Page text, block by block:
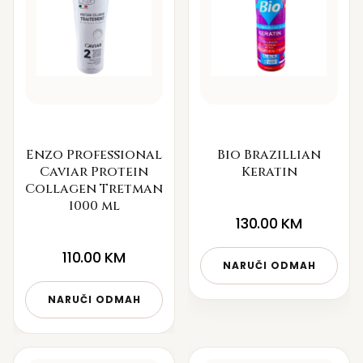
Enzo Professional
Caviar Protein
Collagen Tretman
1000 ml
110.00 KM
NARUČI ODMAH
Bio Brazillian
Keratin
130.00 KM
NARUČI ODMAH